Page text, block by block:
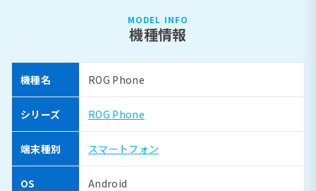
MODEL INFO
機種情報
機種名 ROG Phone
シリーズ ROG Phone
端末種別 スマートフォン
OS Android